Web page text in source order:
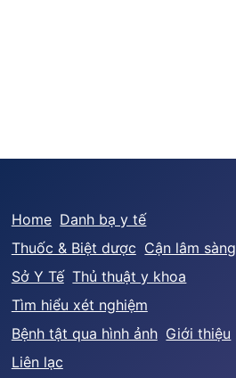
Home Danh bạ y tế
Thuốc & Biệt dược Cận lâm sàng
Sở Y Tế Thủ thuật y khoa
Tìm hiểu xét nghiệm
Bệnh tật qua hình ảnh Giới thiệu
Liên lạc